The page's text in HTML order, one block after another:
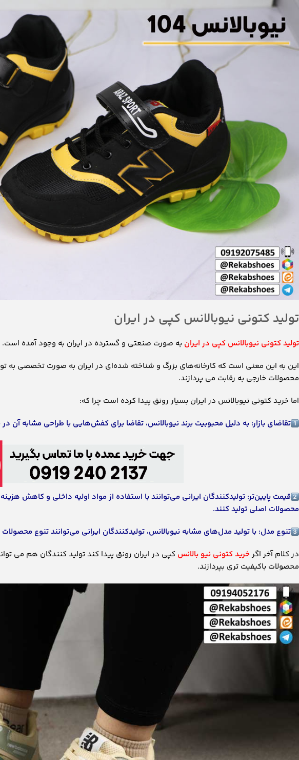
تولید کتونی نیوبالانس کپی در ایران
تولید کتونی نیوبالانس کپی در ایران به صورت صنعتی و گسترده در ایران به وجود آمده است.
این به این معنی است که کارخانه‌های بزرگ و شناخته شده‌ای در ایران به صورت تخصصی به
محصولات خارجی به رقابت می پردازند.
اما خرید کتونی نیوبالانس در ایران بسیار رونق پیدا کرده است چرا که:
تقاضای بازار: به دلیل محبوبیت برند نیوبالانس، تقاضا برای کفش‌هایی با طراحی مشابه آن در
قیمت پایین‌تر: تولیدکنندگان ایرانی می‌توانند با استفاده از مواد اولیه داخلی و کاهش
محصولات اصلی تولید کنند.
تنوع مدل: با تولید مدل‌های مشابه نیوبالانس، تولیدکنندگان ایرانی می‌توانند تنوع
در کلام آخر اگر خرید کتونی نیو بالانس کپی در ایران رونق پیدا کند تولید کنندگان هم می
محصولات باکیفیت تری بپردازند.